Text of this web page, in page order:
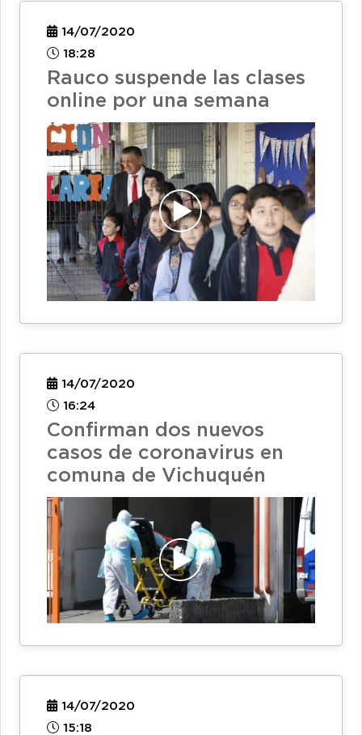
14/07/2020
18:28
Rauco suspende las clases
online por una semana
14/07/2020
16:24
Confirman dos nuevos
casos de coronavirus en
comuna de Vichuquén
14/07/2020
15:18